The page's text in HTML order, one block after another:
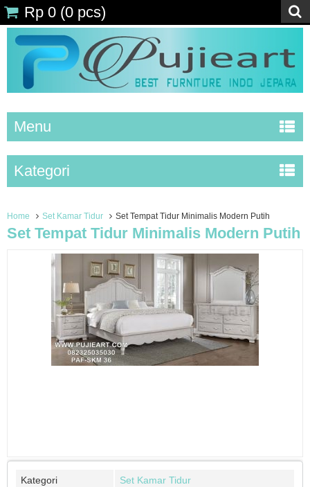
Rp 0 (0 pcs)
Menu
Kategori
Home Set Kamar Tidur Set Tempat Tidur Minimalis Modern Putih
Set Tempat Tidur Minimalis Modern Putih
Kategori
Set Kamar Tidur